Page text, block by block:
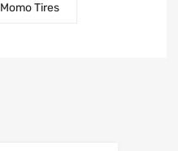
Momo Tires